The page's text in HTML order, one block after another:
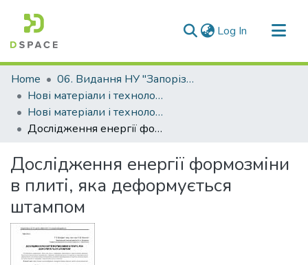
Log In (current)
Communities & Collections
All of DSpace
Statistics
Home
06. Видання НУ "Запорізька політехніка"
Нові матеріали і технологіі в металургії та машинобудуванні (НМТ)
Нові матеріали і технології в металургії та машинобудуванні - 2013, №1
Дослідження енергії формозміни в плиті, яка деформується штампом
Дослідження енергії формозміни
в плиті, яка деформується
штампом